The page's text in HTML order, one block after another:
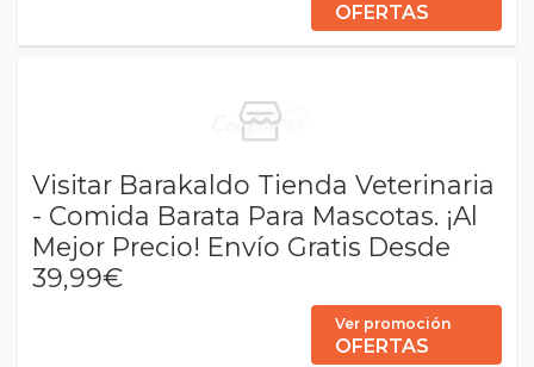
OFERTAS
Visitar Barakaldo Tienda Veterinaria
- Comida Barata Para Mascotas. ¡Al
Mejor Precio! Envío Gratis Desde
39,99€
Ver promoción
OFERTAS